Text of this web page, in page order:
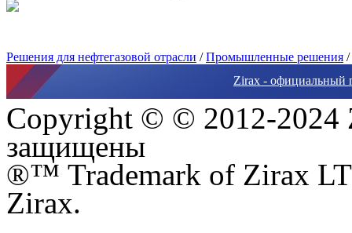
Решения для нефтегазовой отрасли /Промышленные решения /
Zirax - официальный
Copyright © © 2012-2024
защищены
®™ Trademark of Zirax
Zirax.